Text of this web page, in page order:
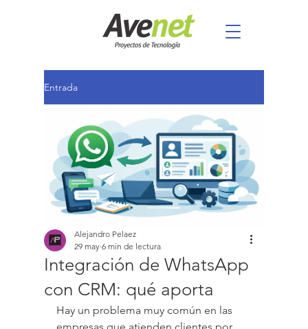
Entrada
Integración de WhatsApp
con CRM: qué aporta
Alejandro Pelaez
29 may 6 min de lectura
Hay un problema muy común en las